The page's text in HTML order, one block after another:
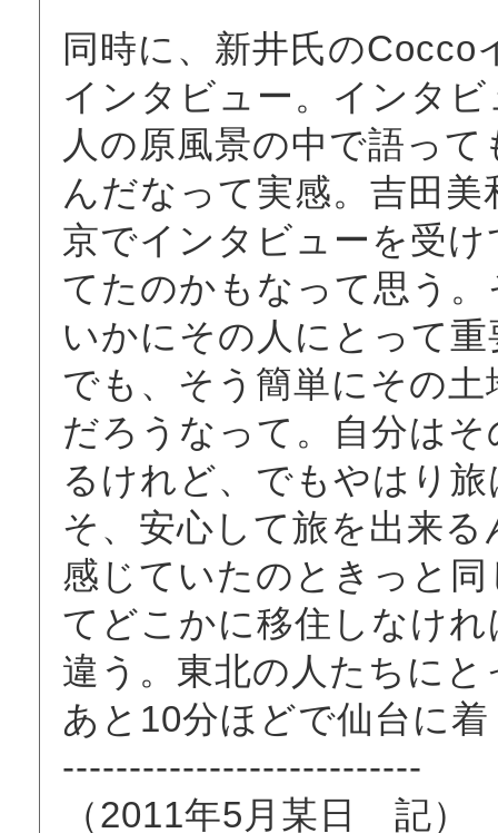
同時に、新井氏の
インタビュー。インタ
人の原風景の中で語っ
んだなって実感。吉田
京でインタビューを受
てたのかもなって思う
いかにその人にとって
でも、そう簡単にその
だろうなって。自分は
るけれど、でもやはり
そ、安心して旅を出来
感じていたのときっと
てどこかに移住しなけ
違う。東北の人たちに
あと10分ほどで仙台に
---------------------------
（2011年5月某日 記）